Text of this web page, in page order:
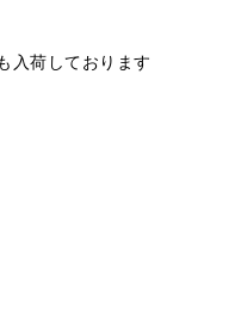
入荷しております